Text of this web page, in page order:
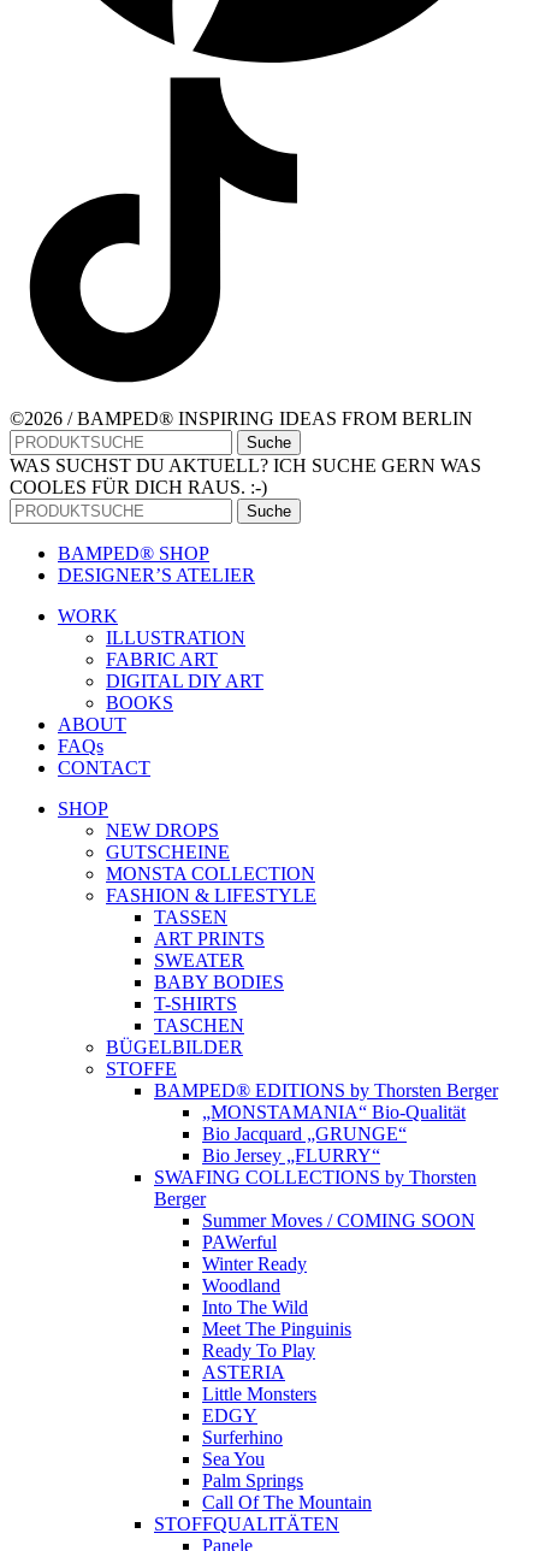
©2026 / BAMPED® INSPIRING IDEAS FROM BERLIN
Suche
WAS SUCHST DU AKTUELL? ICH SUCHE GERN WAS
COOLES FÜR DICH RAUS. :-)
Suche
BAMPED® SHOP
DESIGNER’S ATELIER
WORK
ILLUSTRATION
FABRIC ART
DIGITAL DIY ART
BOOKS
ABOUT
FAQs
CONTACT
SHOP
NEW DROPS
GUTSCHEINE
MONSTA COLLECTION
FASHION & LIFESTYLE
TASSEN
ART PRINTS
SWEATER
BABY BODIES
T-SHIRTS
TASCHEN
BÜGELBILDER
STOFFE
BAMPED® EDITIONS by Thorsten Berger
„MONSTAMANIA“ Bio-Qualität
Bio Jacquard „GRUNGE“
Bio Jersey „FLURRY“
SWAFING COLLECTIONS by Thorsten
Berger
Summer Moves / COMING SOON
PAWerful
Winter Ready
Woodland
Into The Wild
Meet The Pinguinis
Ready To Play
ASTERIA
Little Monsters
EDGY
Surferhino
Sea You
Palm Springs
Call Of The Mountain
STOFFQUALITÄTEN
Panele